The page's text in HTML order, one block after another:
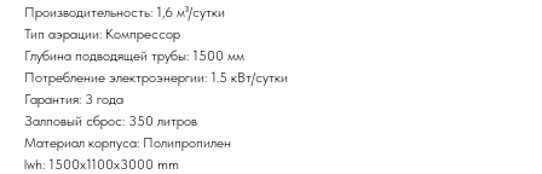
Производительность: 1,6 м³/сутки
Тип аэрации: Компрессор
Глубина подводящей трубы: 1500 мм
Потребление электроэнергии: 1.5 кВт/сутки
Гарантия: 3 года
Залповый сброс: 350 литров
Материал корпуса: Полипропилен
lwh: 1500x1100x3000 mm